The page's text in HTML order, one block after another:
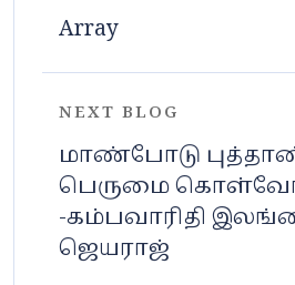
Array
NEXT BLOG
மாண்போடு
பெருமை
-கம்பவாரிதி
ஜெயராஜ்